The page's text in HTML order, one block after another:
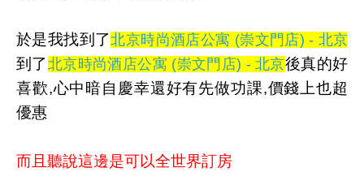
於是我找到了北京時尚酒店公寓 (崇文門店) - 北京
到了 北京時尚酒店公寓 (崇文門店) - 北京後真的好
喜歡,心中暗自慶幸還好有先做功課,價錢上也超
優惠
而且聽說這邊是可以全世界訂房